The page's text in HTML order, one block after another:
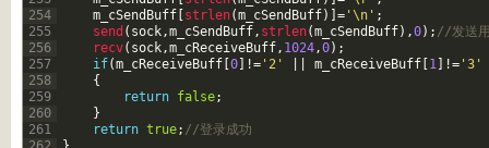
254
255
256
257
258
259
260
261
m_cSendBuff [strlen(m_cSendBuff) ] = '\n' ;
send ( sock ,m_cSendBuff , strlen(m_cSendBuff) ,0) ; //发送
recv( sock ,m_cReceiveBuff , 1024 ,0) ;
if(m_cReceiveBuff [0] != '2' m_cReceiveBuff [1 ] != '3'
{
return false;
}
return true; //登录成功